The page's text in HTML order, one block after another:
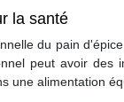
la santé
du pain
peut avoir
une alimentation